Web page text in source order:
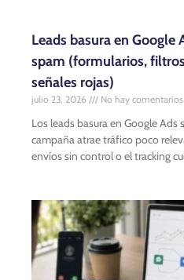
Leads basura en
spam (formularios,
señales rojas)
julio 23, 2026 No hay comentarios
Los leads basura en Google Ads
campaña atrae tráfico poco
envíos sin control o el tracking